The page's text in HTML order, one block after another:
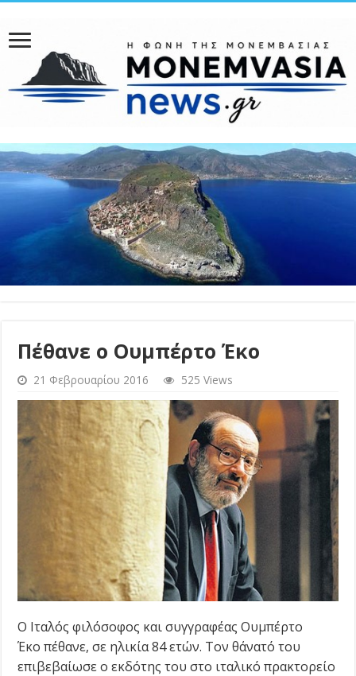
Πέθανε ο Ουμπέρτο Έκο
21 Φεβρουαρίου 2016 525 Views
Ο Ιταλός φιλόσοφος και συγγραφέας Ουμπέρτο
Έκο πέθανε, σε ηλικία 84 ετών. Τον θάνατό του
επιβεβαίωσε ο εκδότης του στο ιταλικό πρακτορείο